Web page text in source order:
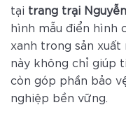
tại trang trại
hình mẫu điển hình
xanh trong sản
này không chỉ giúp
còn góp phần bảo
nghiệp bền vững.